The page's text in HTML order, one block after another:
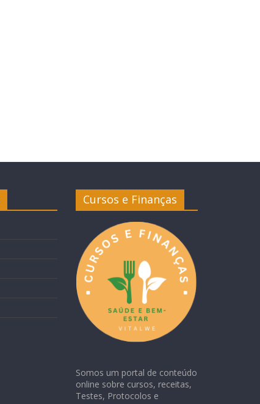
Cursos e Finanças
Somos um portal de conteúdo
online sobre cursos, receitas,
Testes, Protocolos e